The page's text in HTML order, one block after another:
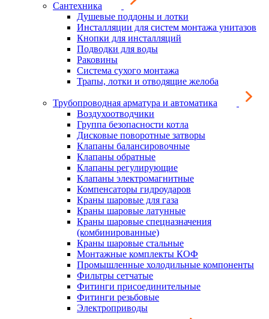
Сантехника
Душевые поддоны и лотки
Инсталляции для систем монтажа унитазов
Кнопки для инсталляций
Подводки для воды
Раковины
Система сухого монтажа
Трапы, лотки и отводящие желоба
Трубопроводная арматура и автоматика
Воздухоотводчики
Группа безопасности котла
Дисковые поворотные затворы
Клапаны балансировочные
Клапаны обратные
Клапаны регулирующие
Клапаны электромагнитные
Компенсаторы гидроударов
Краны шаровые для газа
Краны шаровые латунные
Краны шаровые спецназначения
(комбинированные)
Краны шаровые стальные
Монтажные комплекты КОФ
Промышленные холодильные компоненты
Фильтры сетчатые
Фитинги присоединительные
Фитинги резьбовые
Электроприводы